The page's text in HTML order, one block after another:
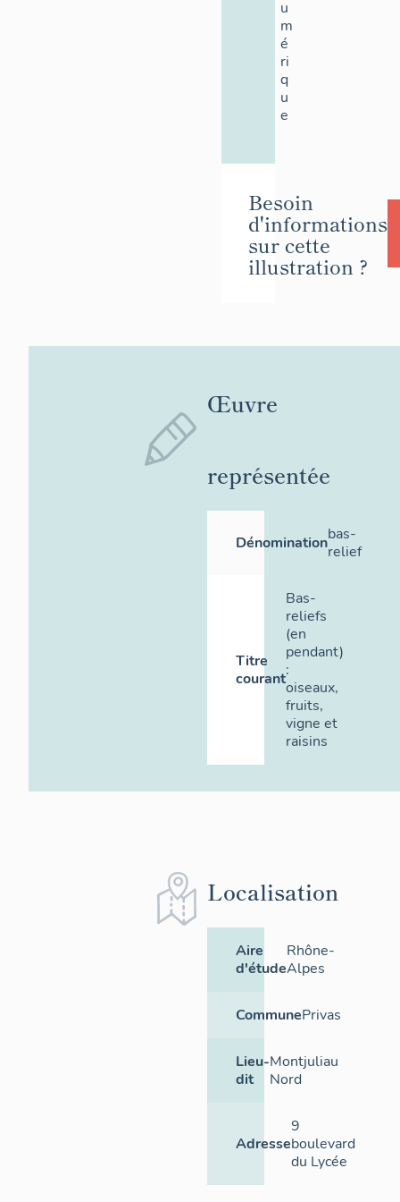
u
m
é
ri
q
u
e
Besoin
d'informations
sur cette
illustration ?
Œuvre
représentée
Dénominationbas-
relief
Titre
courant
Bas-
reliefs
(en
pendant)
:
oiseaux,
fruits,
vigne et
raisins
Localisation
Aire
d'étude
Rhône-
Alpes
CommunePrivas
Lieu-
dit
Montjuliau
Nord
Adresse
9
boulevard
du Lycée